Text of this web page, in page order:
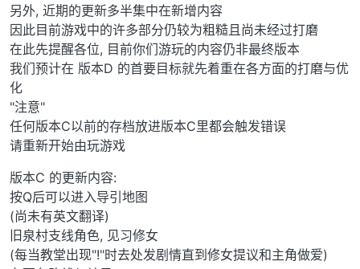
另外, 近期的更新多半集中在新增内容
因此目前游戏中的许多部分仍较为粗糙且尚未经过打磨
在此先提醒各位, 目前你们游玩的内容仍非最终版本
我们预计在 版本D 的首要目标就先着重在各方面的打磨与优
化
"注意"
任何版本C以前的存档放进版本C里都会触发错误
请重新开始由玩游戏
版本C 的更新内容:
按Q后可以进入导引地图
(尚未有英文翻译)
旧泉村支线角色, 见习修女
(每当教堂出现"!"时去处发剧情直到修女提议和主角做爱)